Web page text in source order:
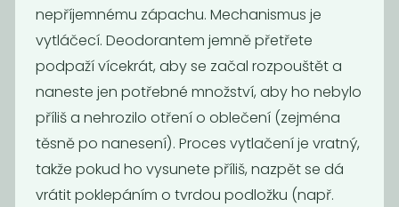
Deodorant bez
sody citrus
229Kč
Tuhé mýdlo
Ponio -...
149Kč
nepříjemnému zápachu. Mechanismus je
vytláčecí. Deodorantem jemně přetřete
podpaží vícekrát, aby se začal rozpouštět a
naneste jen potřebné množství, aby ho nebylo
příliš a nehrozilo otření o oblečení (zejména
těsně po nanesení). Proces vytlačení je vratný,
takže pokud ho vysunete příliš, nazpět se dá
vrátit poklepáním o tvrdou podložku (např.